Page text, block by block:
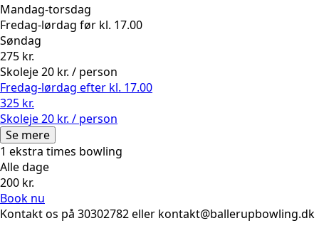
Mandag-torsdag
Fredag-lørdag før kl. 17.00
Søndag
275 kr.
Skoleje 20 kr. / person
Fredag-lørdag efter kl. 17.00
325 kr.
Skoleje 20 kr. / person
Se mere
1 ekstra times bowling
Alle dage
200 kr.
Book nu
Kontakt os på 30302782 eller kontakt@ballerupbowling.dk